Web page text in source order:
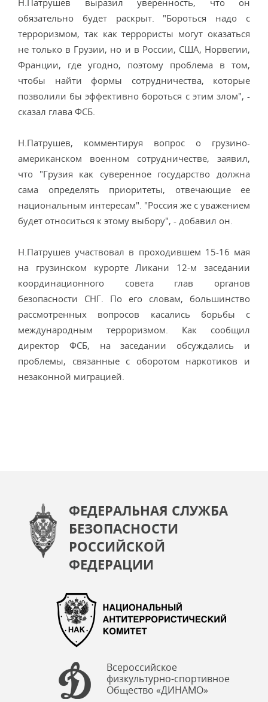
Н.Патрушев выразил уверенность, что он
обязательно будет раскрыт. "Бороться надо с
терроризмом, так как террористы могут оказаться
не только в Грузии, но и в России, США, Норвегии,
Франции, где угодно, поэтому проблема в том,
чтобы найти формы сотрудничества, которые
позволили бы эффективно бороться с этим злом", -
сказал глава ФСБ.
Н.Патрушев, комментируя вопрос о грузино-
американском военном сотрудничестве, заявил,
что "Грузия как суверенное государство должна
сама определять приоритеты, отвечающие ее
национальным интересам". "Россия же с уважением
будет относиться к этому выбору", - добавил он.
Н.Патрушев участвовал в проходившем 15-16 мая
на грузинском курорте Ликани 12-м заседании
координационного совета глав органов
безопасности СНГ. По его словам, большинство
рассмотренных вопросов касались борьбы с
международным терроризмом. Как сообщил
директор ФСБ, на заседании обсуждались и
проблемы, связанные с оборотом наркотиков и
незаконной миграцией.
ФЕДЕРАЛЬНАЯ СЛУЖБА
БЕЗОПАСНОСТИ
РОССИЙСКОЙ
ФЕДЕРАЦИИ
Всероссийское
физкультурно-спортивное
Общество «ДИНАМО»